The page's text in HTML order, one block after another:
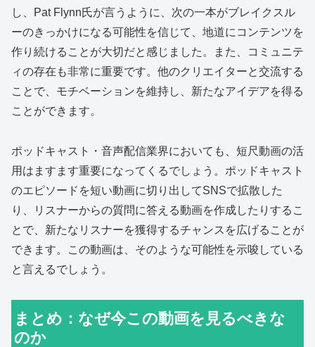
し、Pat Flynn氏が言うように、次の一本がブレイクスル
ーのきっかけになる可能性を信じて、地道にコンテンツを
作り続けることが大切だと感じました。また、コミュニテ
ィの存在も非常に重要です。他のクリエイターと交流する
ことで、モチベーションを維持し、新たなアイデアを得る
ことができます。
ポッドキャスト・音声配信業界においても、短尺動画の活
用はますます重要になってくるでしょう。ポッドキャスト
のエピソードを短い動画に切り出してSNSで拡散した
り、リスナーからの質問に答える動画を作成したりするこ
とで、新たなリスナーを獲得するチャンスを広げることが
できます。この動画は、そのような可能性を示唆している
と言えるでしょう。
まとめ：なぜ今この動画を見るべきな
のか